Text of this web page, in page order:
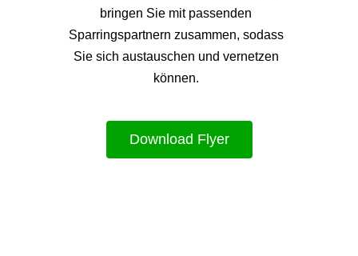
bringen Sie mit passenden
Sparringspartnern zusammen, sodass
Sie sich austauschen und vernetzen
können.
Download Flyer